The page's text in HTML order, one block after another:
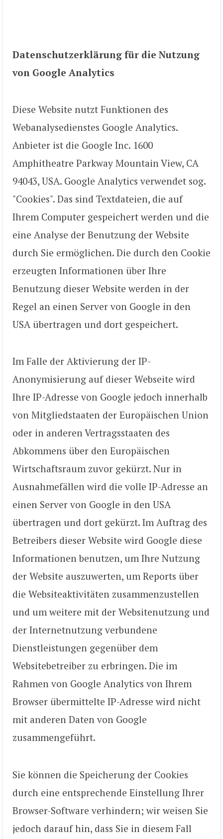
Datenschutzerklärung für die Nutzung
von Google Analytics
Diese Website nutzt Funktionen des
Webanalysedienstes Google Analytics.
Anbieter ist die Google Inc. 1600
Amphitheatre Parkway Mountain View, CA
94043, USA. Google Analytics verwendet sog.
"Cookies". Das sind Textdateien, die auf
Ihrem Computer gespeichert werden und die
eine Analyse der Benutzung der Website
durch Sie ermöglichen. Die durch den Cookie
erzeugten Informationen über Ihre
Benutzung dieser Website werden in der
Regel an einen Server von Google in den
USA übertragen und dort gespeichert.
Im Falle der Aktivierung der IP-
Anonymisierung auf dieser Webseite wird
Ihre IP-Adresse von Google jedoch innerhalb
von Mitgliedstaaten der Europäischen Union
oder in anderen Vertragsstaaten des
Abkommens über den Europäischen
Wirtschaftsraum zuvor gekürzt. Nur in
Ausnahmefällen wird die volle IP-Adresse an
einen Server von Google in den USA
übertragen und dort gekürzt. Im Auftrag des
Betreibers dieser Website wird Google diese
Informationen benutzen, um Ihre Nutzung
der Website auszuwerten, um Reports über
die Websiteaktivitäten zusammenzustellen
und um weitere mit der Websitenutzung und
der Internetnutzung verbundene
Dienstleistungen gegenüber dem
Websitebetreiber zu erbringen. Die im
Rahmen von Google Analytics von Ihrem
Browser übermittelte IP-Adresse wird nicht
mit anderen Daten von Google
zusammengeführt.
Sie können die Speicherung der Cookies
durch eine entsprechende Einstellung Ihrer
Browser-Software verhindern; wir weisen Sie
jedoch darauf hin, dass Sie in diesem Fall